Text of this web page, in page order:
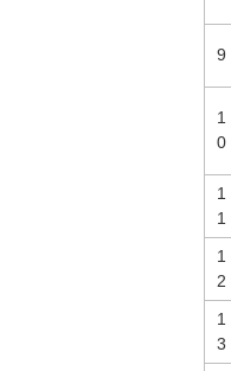
9
1
0
1
1
1
2
1
3